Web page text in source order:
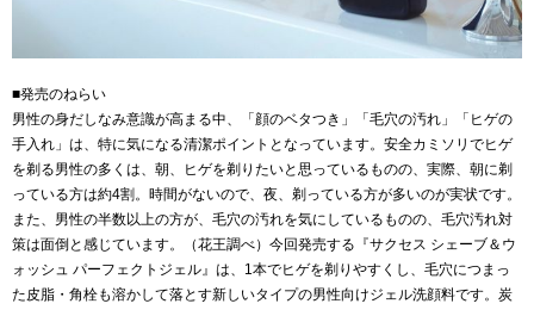
■発売のねらい
男性の身だしなみ意識が高まる中、「顔のベタつき」「毛穴の汚れ」「ヒゲの
手入れ」は、特に気になる清潔ポイントとなっています。安全カミソリでヒゲ
を剃る男性の多くは、朝、ヒゲを剃りたいと思っているものの、実際、朝に剃
っている方は約4割。時間がないので、夜、剃っている方が多いのが実状です。
また、男性の半数以上の方が、毛穴の汚れを気にしているものの、毛穴汚れ対
策は面倒と感じています。（花王調べ）今回発売する『サクセス シェーブ＆ウ
ォッシュ パーフェクトジェル』は、1本でヒゲを剃りやすくし、毛穴につまっ
た皮脂・角栓も溶かして落とす新しいタイプの男性向けジェル洗顔料です。炭